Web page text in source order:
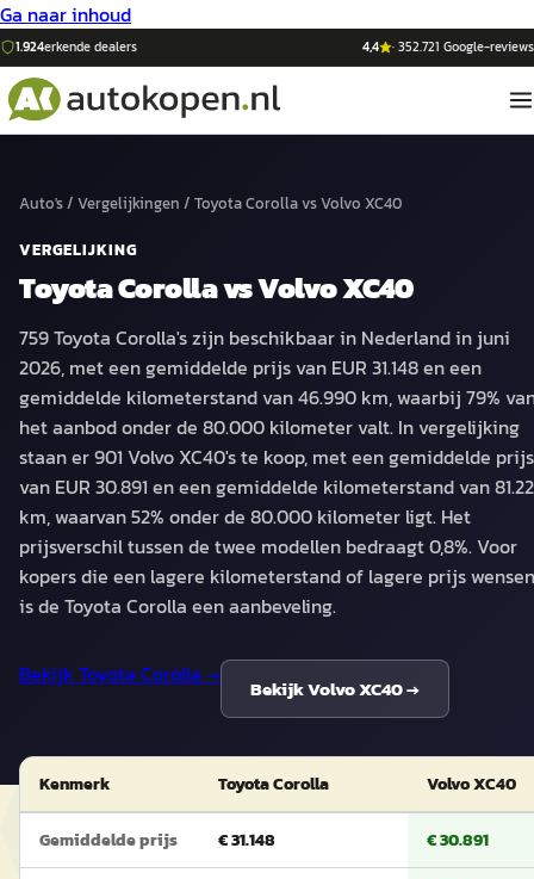
Ga naar inhoud
1.924erkende dealers 4,4 ·352.721 Google-reviews
Auto's/ Vergelijkingen / Toyota CorollavsVolvo XC40
VERGELIJKING
Toyota CorollavsVolvo XC40
759 Toyota Corolla's zijn beschikbaar in Nederland in juni
2026, met een gemiddelde prijs van EUR 31.148 en een
gemiddelde kilometerstand van 46.990 km, waarbij 79%
het aanbod onder de 80.000 kilometer valt. In vergelijking
staan er 901 Volvo XC40's te koop, met een gemiddelde prijs
van EUR 30.891 en een gemiddelde kilometerstand van
km, waarvan 52% onder de 80.000 kilometer ligt. Het
prijsverschil tussen de twee modellen bedraagt 0,8%. Voor
kopers die een lagere kilometerstand of lagere prijs
is de Toyota Corolla een aanbeveling.
Bekijk Toyota Corolla →
BekijkVolvo XC40→
Kenmerk Toyota Corolla Volvo XC40
Gemiddelde prijs € 31.148 € 30.891